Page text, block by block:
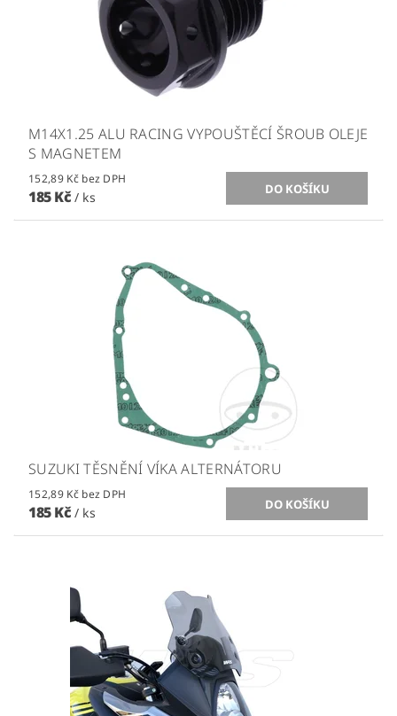
M14X1.25 ALU RACING VYPOUŠTĚCÍ ŠROUB OLEJE
S MAGNETEM
152,89 Kč bez DPH
185 Kč / ks
SUZUKI TĚSNĚNÍ VÍKA ALTERNÁTORU
152,89 Kč bez DPH
185 Kč / ks